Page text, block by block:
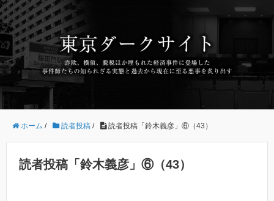
ホーム / 読者投稿 / 読者投稿「鈴木義彦」⑥（43）
読者投稿「鈴木義彦」⑥（43）